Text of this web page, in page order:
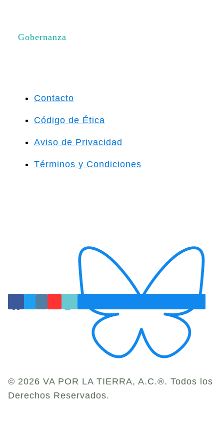
Gobernanza
Contacto
Código de Ética
Aviso de Privacidad
Términos y Condiciones
© 2026 VA POR LA TIERRA, A.C.®. Todos los
Derechos Reservados.